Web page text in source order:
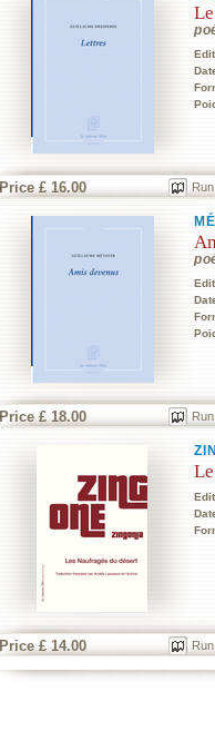
Price £ 16.00
Price £ 18.00
Price £ 14.00